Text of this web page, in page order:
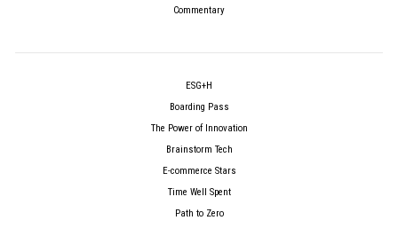
Commentary
ESG+H
Boarding Pass
The Power of Innovation
Brainstorm Tech
E-commerce Stars
Time Well Spent
Path to Zero